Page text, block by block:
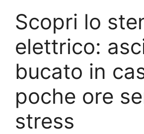
Scopri lo
elettrico:
bucato in
poche ore
stress